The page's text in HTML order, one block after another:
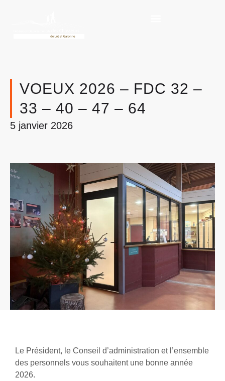
VOEUX 2026 – FDC 32 –
33 – 40 – 47 – 64
5 janvier 2026
Le Président, le Conseil d’administration et l’ensemble
des personnels vous souhaitent une bonne année
2026.